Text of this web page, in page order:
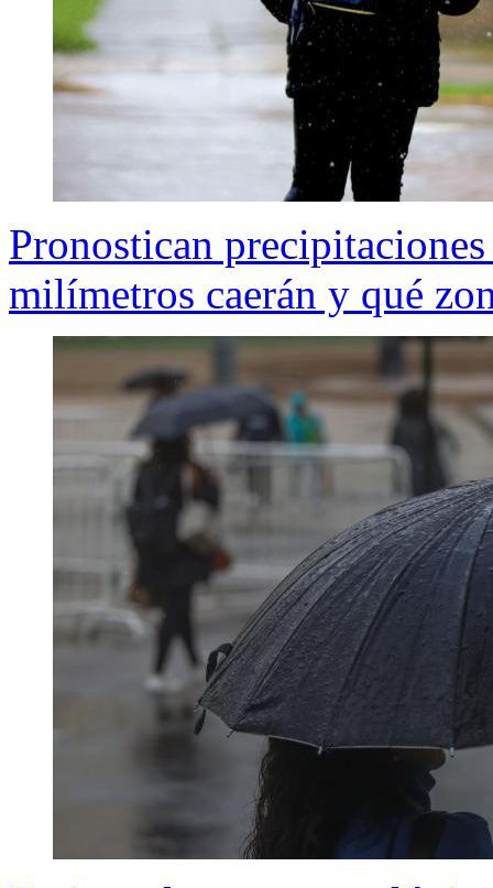
Pronostican
milímetros caerán y qué